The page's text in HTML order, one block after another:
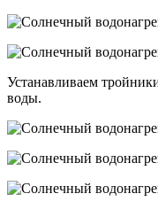
Устанавливаем
воды.